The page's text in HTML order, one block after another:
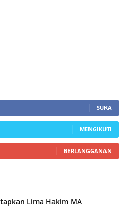
SUKA
MENGIKUTI
BERLANGGANAN
Lima Hakim MA